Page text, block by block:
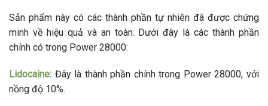
Sản phẩm này có các thành phần tự nhiên đã được chứng
minh về hiệu quả và an toàn. Dưới đây là các thành phần
chính có trong Power 28000:
Lidocaine: Đây là thành phần chính trong Power 28000, với
nồng độ 10%.